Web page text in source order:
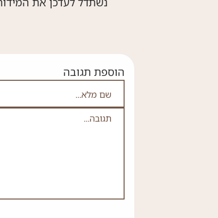
אם אתה לא רובוט אל
הוספת תגובה
שם מלא
תגובה*